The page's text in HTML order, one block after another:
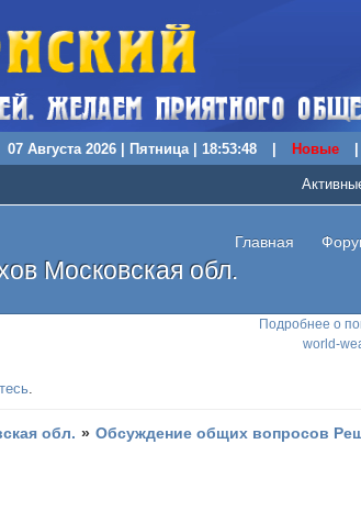
07 Августа 2026 | Пятница | 18:53:49 Новые
Подробнее о
world-
Московская обл.
Главная
.
обл. » Обсуждение общих вопросов